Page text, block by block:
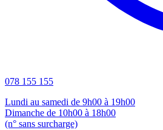
078 155 155
Lundi au samedi de 9h00 à 19h00
Dimanche de 10h00 à 18h00
(n° sans surcharge)